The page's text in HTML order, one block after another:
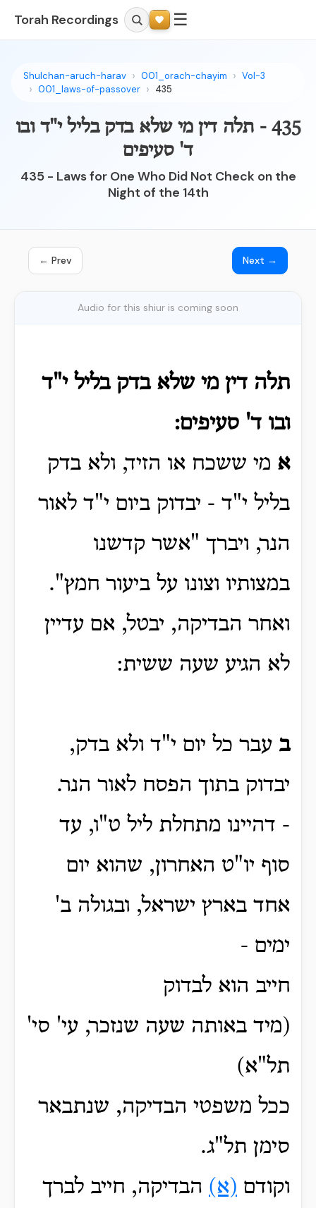
Torah Recordings ☰
Shulchan-aruch-harav 001_orach-chayim
Vol-3
001_laws-of-passover
435
435 - תלה דין מי שלא בדק בליל י"ד ובו
ד' סעיפים
435 - Laws for One Who Did Not Check on the
Night of the 14th
← Prev Next →
Audio for this shiur is coming soon
תלה דין מי שלא בדק בליל י"ד
ובו ד' סעיפים:
א מי ששכח או הזיד, ולא בדק
בליל י"ד - יבדוק ביום י"ד לאור
הנר, ויברך "אשר קדשנו
במצותיו וצונו על ביעור חמץ".
ואחר הבדיקה, יבטל, אם עדיין
לא הגיע שעה ששית:
ב עבר כל יום י"ד ולא בדק,
יבדוק בתוך הפסח לאור הנר.
- דהיינו מתחלת ליל ט"ו, עד
סוף יו"ט האחרון, שהוא יום
אחד בארץ ישראל, ובגולה ב'
ימים -
חייב הוא לבדוק
(מיד באותה שעה שנזכר, עי' סי'
תל"א)
ככל משפטי הבדיקה, שנתבאר
סימן תל"ג.
וקודם (א) הבדיקה, חייב לברך